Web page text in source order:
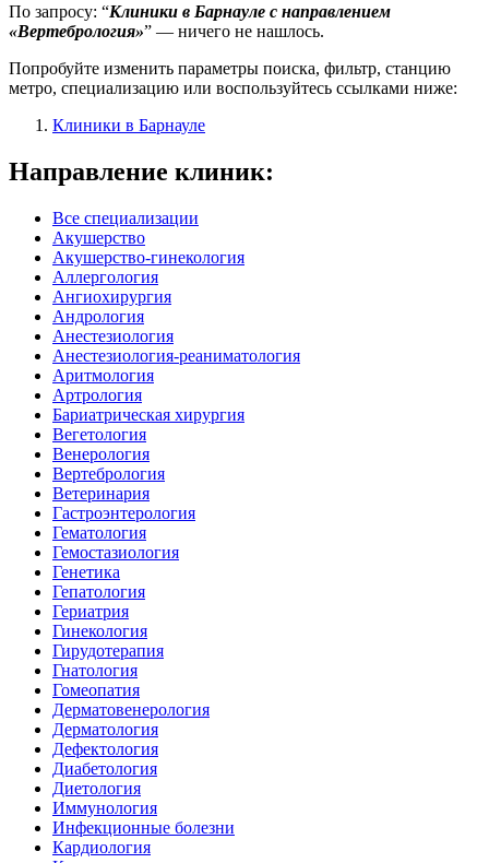
По запросу: “Клиники в Барнауле с направлением
«Вертебрология»” — ничего не нашлось.
Попробуйте изменить параметры поиска, фильтр, станцию
метро, специализацию или воспользуйтесь ссылками ниже:
Клиники в Барнауле
Направление клиник:
Все специализации
Акушерство
Акушерство-гинекология
Аллергология
Ангиохирургия
Андрология
Анестезиология
Анестезиология-реаниматология
Аритмология
Артрология
Бариатрическая хирургия
Вегетология
Венерология
Вертебрология
Ветеринария
Гастроэнтерология
Гематология
Гемостазиология
Генетика
Гепатология
Гериатрия
Гинекология
Гирудотерапия
Гнатология
Гомеопатия
Дерматовенерология
Дерматология
Дефектология
Диабетология
Диетология
Иммунология
Инфекционные болезни
Кардиология